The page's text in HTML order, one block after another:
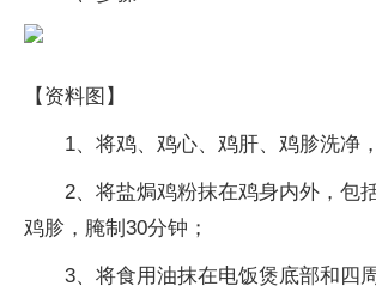
【资料图】
1、将鸡、鸡心、鸡肝、鸡胗洗净
2、将盐焗鸡粉抹在鸡身内外，包
鸡胗，腌制30分钟；
3、将食用油抹在电饭煲底部和四